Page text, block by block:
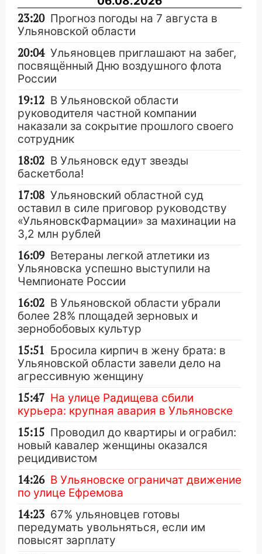
23:20 Прогноз погоды на 7 августа в
Ульяновской области
20:04 Ульяновцев приглашают на забег,
посвящённый Дню воздушного флота
России
19:12 В Ульяновской области
руководителя частной компании
наказали за сокрытие прошлого своего
сотрудник
18:02 В Ульяновск едут звезды
баскетбола!
17:08 Ульяновский областной суд
оставил в силе приговор руководству
«УльяновскФармации» за махинации на
3,2 млн рублей
16:09 Ветераны легкой атлетики из
Ульяновска успешно выступили на
Чемпионате России
16:02 В Ульяновской области убрали
более 28% площадей зерновых и
зернобобовых культур
15:51 Бросила кирпич в жену брата: в
Ульяновской области завели дело на
агрессивную женщину
15:47 На улице Радищева сбили
курьера: крупная авария в Ульяновске
15:15 Проводил до квартиры и ограбил:
новый кавалер женщины оказался
рецидивистом
14:26 В Ульяновске ограничат движение
по улице Ефремова
14:23 67% ульяновцев готовы
передумать увольняться, если им
повысят зарплату